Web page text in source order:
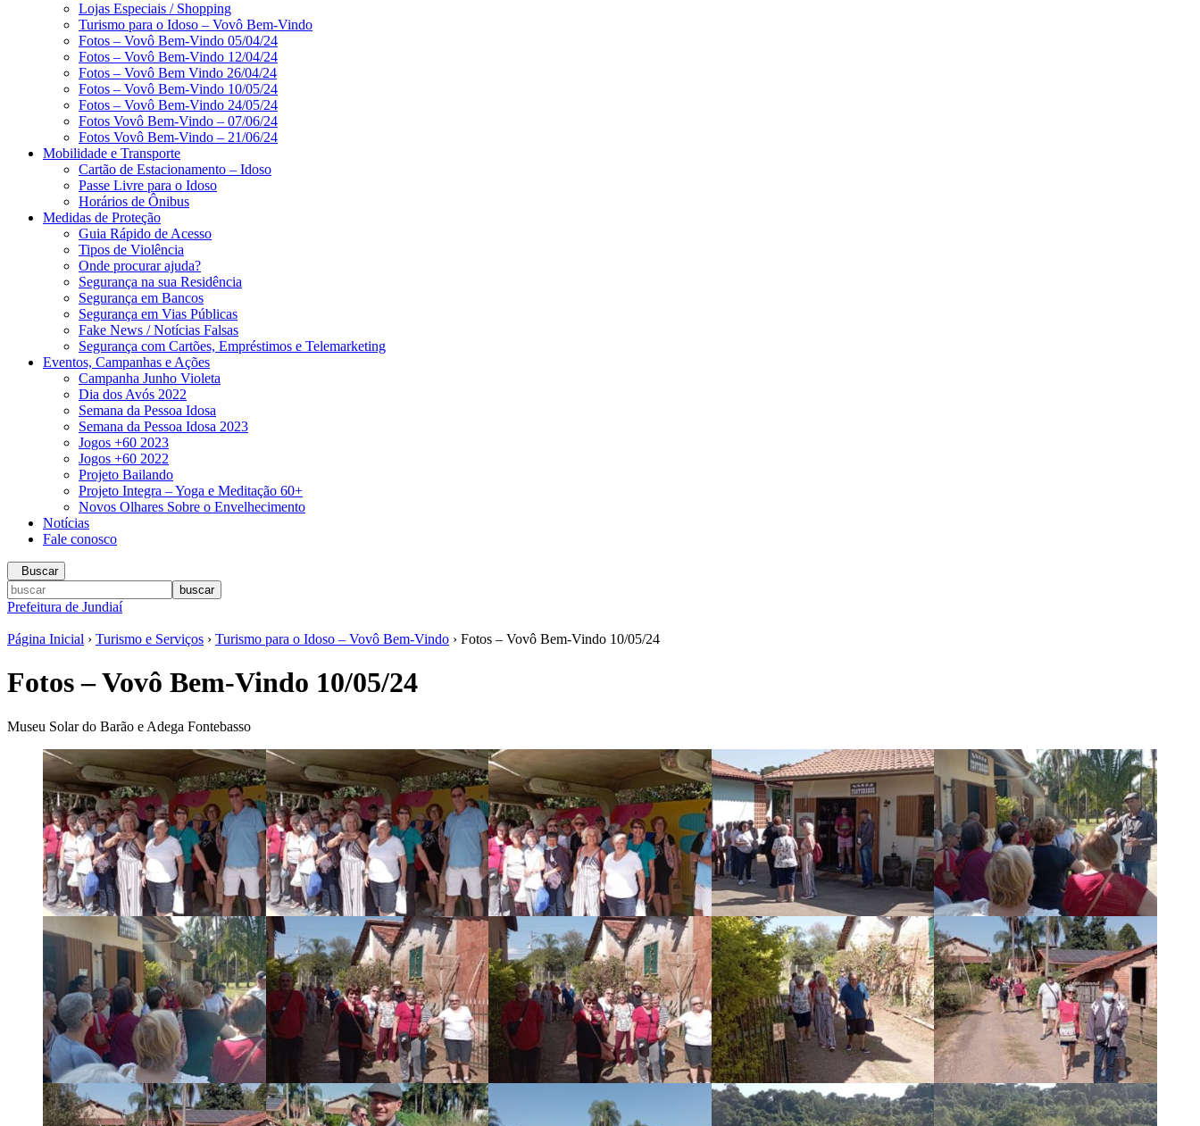
Lojas Especiais / Shopping
Turismo para o Idoso – Vovô Bem-Vindo
Fotos – Vovô Bem-Vindo 05/04/24
Fotos – Vovô Bem-Vindo 12/04/24
Fotos – Vovô Bem Vindo 26/04/24
Fotos – Vovô Bem-Vindo 10/05/24
Fotos – Vovô Bem-Vindo 24/05/24
Fotos Vovô Bem-Vindo – 07/06/24
Fotos Vovô Bem-Vindo – 21/06/24
Mobilidade e Transporte
Cartão de Estacionamento – Idoso
Passe Livre para o Idoso
Horários de Ônibus
Medidas de Proteção
Guia Rápido de Acesso
Tipos de Violência
Onde procurar ajuda?
Segurança na sua Residência
Segurança em Bancos
Segurança em Vias Públicas
Fake News / Notícias Falsas
Segurança com Cartões, Empréstimos e Telemarketing
Eventos, Campanhas e Ações
Campanha Junho Violeta
Dia dos Avós 2022
Semana da Pessoa Idosa
Semana da Pessoa Idosa 2023
Jogos +60 2023
Jogos +60 2022
Projeto Bailando
Projeto Integra – Yoga e Meditação 60+
Novos Olhares Sobre o Envelhecimento
Notícias
Fale conosco
Buscar
Prefeitura de Jundiaí
Página Inicial › Turismo e Serviços › Turismo para o Idoso – Vovô Bem-Vindo › Fotos – Vovô Bem-Vindo 10/05/24
Fotos – Vovô Bem-Vindo 10/05/24
Museu Solar do Barão e Adega Fontebasso